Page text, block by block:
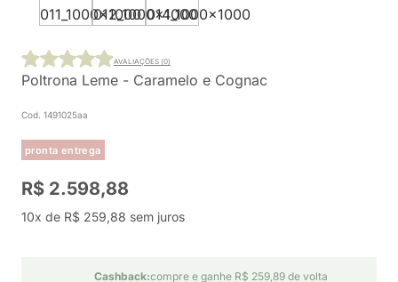
Poltrona Leme - Caramelo e Cognac
Cod. 1491025aa
pronta entrega
AVALIAÇÕES (0)
R$ 2.598,88
10x de R$ 259,88 sem juros
Cashback:compre e ganhe R$ 259,89 de volta